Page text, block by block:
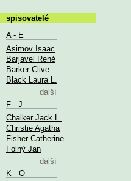
spisovatelé
A - E
Asimov Isaac
Barjavel René
Barker Clive
Black Laura L.
další
F - J
Chalker Jack L.
Christie Agatha
Fisher Catherine
Folný Jan
další
K - O